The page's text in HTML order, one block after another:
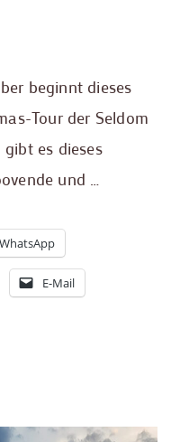
beginnt dieses
Tour der Seldom
gibt es dieses
und …
WhatsApp
E-Mail